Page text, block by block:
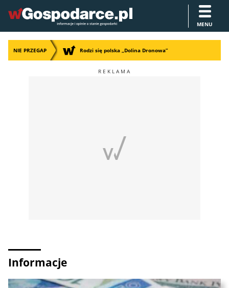
MENU
NIE PRZEGAP Rodzi się polska „Dolina Dronowa”
Informacje